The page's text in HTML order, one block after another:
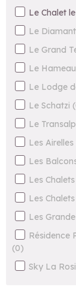
Le Chalet
Le
Le Grand
Le
Le Lodge
Le Schatzi (
Le
Les Airelles
Les
Les
Les
Les
Résidence
(0)
Sky La